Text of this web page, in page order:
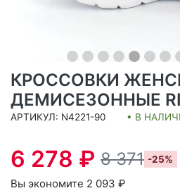
КРОССОВКИ
ДЕМИСЕЗОННЫЕ
АРТИКУЛ: N4221-90 • В
6 278 ₽ 8 371 -25%
Вы экономите 2 093 ₽